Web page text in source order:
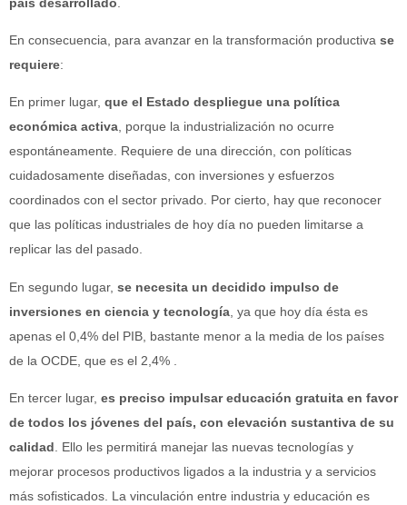
En consecuencia, para avanzar en la transformación productiva se
requiere:
En primer lugar, que el Estado despliegue una política
económica activa, porque la industrialización no ocurre
espontáneamente. Requiere de una dirección, con políticas
cuidadosamente diseñadas, con inversiones y esfuerzos
coordinados con el sector privado. Por cierto, hay que reconocer
que las políticas industriales de hoy día no pueden limitarse a
replicar las del pasado.
En segundo lugar, se necesita un decidido impulso de
inversiones en ciencia y tecnología , ya que hoy día ésta es
apenas el 0,4% del PIB, bastante menor a la media de los países
de la OCDE, que es el 2,4% .
En tercer lugar, es preciso impulsar educación gratuita en favor
de todos los jóvenes del país, con elevación sustantiva de su
calidad . Ello les permitirá manejar las nuevas tecnologías y
mejorar procesos productivos ligados a la industria y a servicios
más sofisticados. La vinculación entre industria y educación es